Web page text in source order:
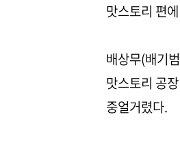
맛스토리 편
배상무(배기
맛스토리 공
중얼거렸다.